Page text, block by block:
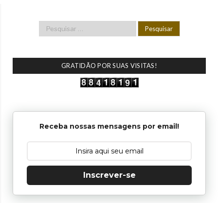
GRATIDÃO POR SUAS VISITAS!
Receba nossas mensagens por email!
Inscrever-se